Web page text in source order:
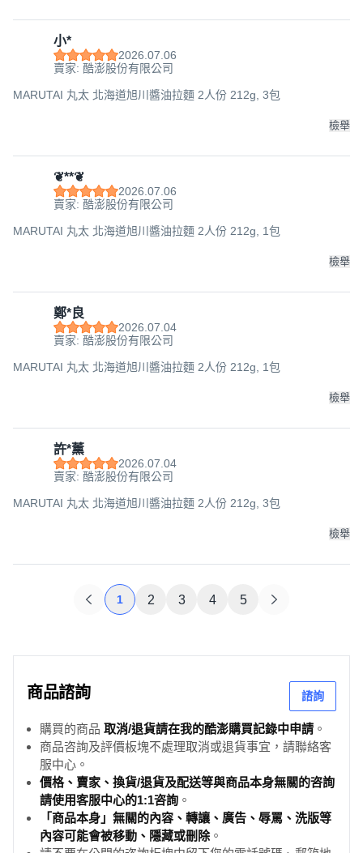
小*
2026.07.06
賣家: 酷澎股份有限公司
MARUTAI 丸太 北海道旭川醬油拉麵 2人份 212g, 3包
檢舉
❦**❦
2026.07.06
賣家: 酷澎股份有限公司
MARUTAI 丸太 北海道旭川醬油拉麵 2人份 212g, 1包
檢舉
鄭*良
2026.07.04
賣家: 酷澎股份有限公司
MARUTAI 丸太 北海道旭川醬油拉麵 2人份 212g, 1包
檢舉
許*薰
2026.07.04
賣家: 酷澎股份有限公司
MARUTAI 丸太 北海道旭川醬油拉麵 2人份 212g, 3包
檢舉
1 2 3 4 5
商品諮詢 諮詢
購買的商品 取消/退貨請在我的酷澎購買記錄中申請 。
商品咨詢及評價板塊不處理取消或退貨事宜，請聯絡客
服中心。
價格、賣家、換貨/退貨及配送等與商品本身無關的咨詢
請使用客服中心的1:1咨詢 。
「商品本身」無關的內容、轉讓、廣告、辱罵、洗版等
內容可能會被移動、隱藏或刪除。